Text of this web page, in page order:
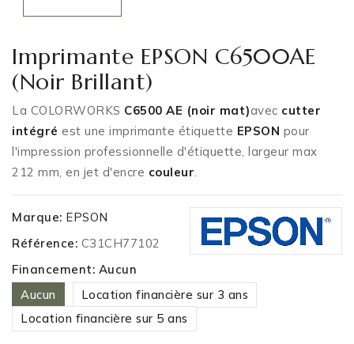
Imprimante EPSON C6500AE
(Noir Brillant)
La COLORWORKS C6500 AE (noir mat)avec cutter
intégré est une imprimante étiquette EPSON pour
l'impression professionnelle d'étiquette, largeur max
212 mm, en jet d'encre couleur.
Marque: EPSON
Référence: C31CH77102
Financement: Aucun
Aucun
Location financière sur 3 ans
Location financière sur 5 ans